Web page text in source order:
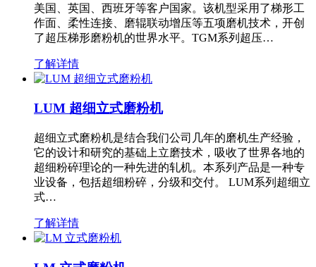
美国、英国、西班牙等客户国家。该机型采用了梯形工
作面、柔性连接、磨辊联动增压等五项磨机技术，开创
了超压梯形磨粉机的世界水平。TGM系列超压…
了解详情
LUM 超细立式磨粉机
超细立式磨粉机是结合我们公司几年的磨机生产经验，
它的设计和研究的基础上立磨技术，吸收了世界各地的
超细粉碎理论的一种先进的轧机。本系列产品是一种专
业设备，包括超细粉碎，分级和交付。 LUM系列超细立
式…
了解详情